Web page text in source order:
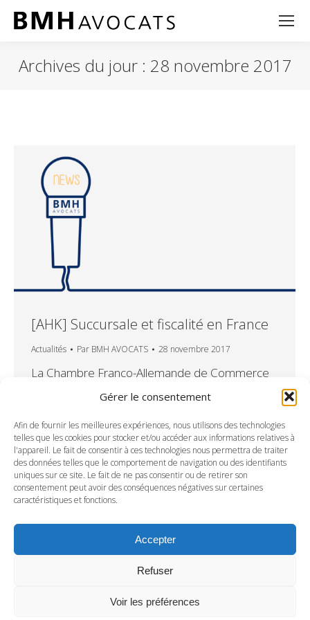
Gérer le consentement
Afin de fournir les meilleures expériences, nous utilisons des technologies
telles que les cookies pour stocker et/ou accéder aux informations relatives à
l'appareil. Le fait de consentir à ces technologies nous permettra de traiter
des données telles que le comportement de navigation ou des identifiants
uniques sur ce site. Le fait de ne pas consentir ou de retirer son
consentement peut avoir des conséquences négatives sur certaines
caractéristiques et fonctions.
Accepter
Refuser
Voir les préférences
Archives du jour : 28 novembre 2017
[AHK] Succursale et fiscalité en France
Actualités Par BMH AVOCATS 28 novembre 2017
La Chambre Franco-Allemande de Commerce
et d’Industrie, appuyée par sa Délégation
d’Affaires Franco-Allemand Nord de France et
en partenariat avec le Ministère de l’Economie,
des Transports, de l’Agriculture et de la
Viticulture du Land, ont organisé la visite d’une
délégation d’une dizaine d’entreprises de